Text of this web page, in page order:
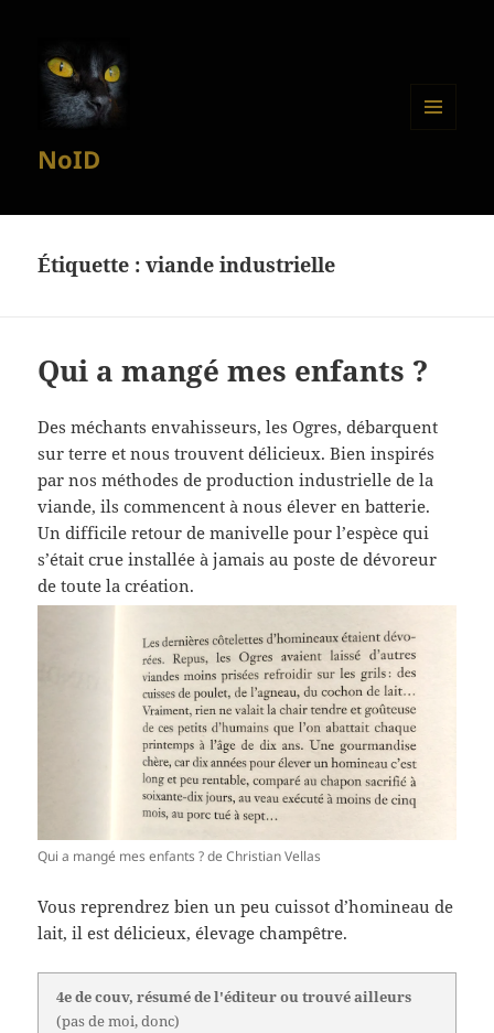
NoID
Étiquette :viande industrielle
Qui a mangé mes enfants ?
Des méchants envahisseurs, les Ogres, débarquent
sur terre et nous trouvent délicieux. Bien inspirés
par nos méthodes de production industrielle de la
viande, ils commencent à nous élever en batterie.
Un difficile retour de manivelle pour l’espèce qui
s’était crue installée à jamais au poste de dévoreur
de toute la création.
Qui a mangé mes enfants ? de Christian Vellas
Vous reprendrez bien un peu cuissot d’homineau de
lait, il est délicieux, élevage champêtre.
4e de couv, résumé de l'éditeur ou trouvé ailleurs
(pas de moi, donc)